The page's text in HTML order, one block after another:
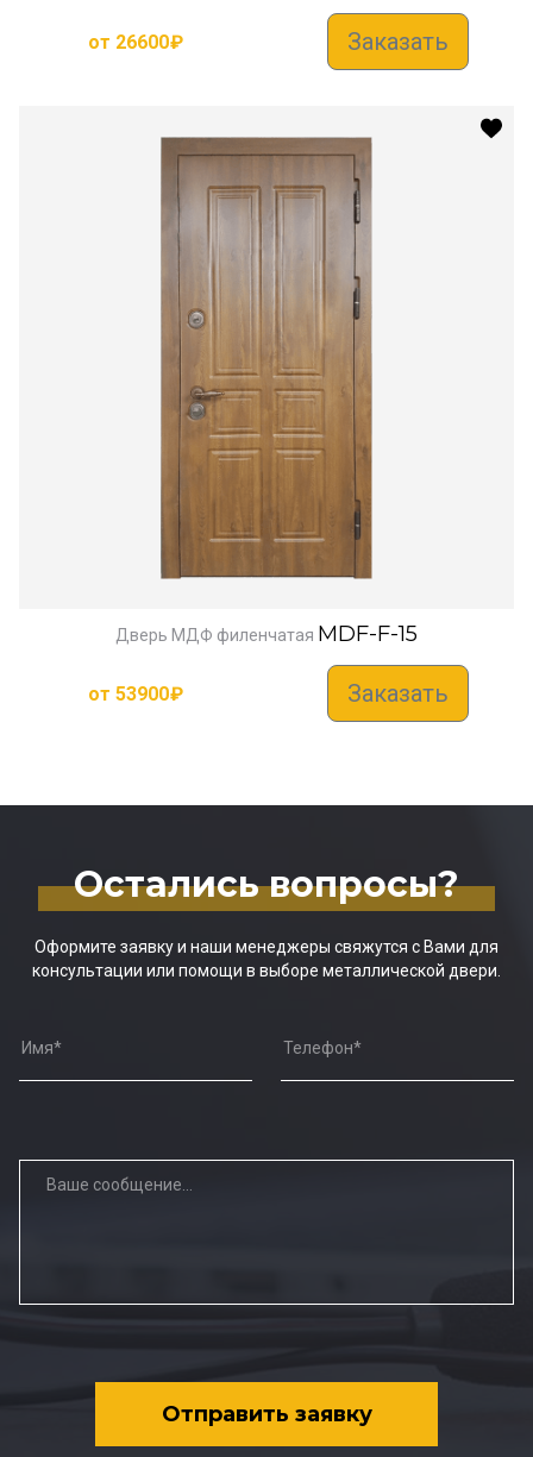
от 26600₽ Заказать
Дверь МДФ филенчатая MDF-F-15
от 53900₽ Заказать
Остались вопросы?
Оформите заявку и наши менеджеры свяжутся с Вами для
консультации или помощи в выборе металлической двери.
Отправить заявку